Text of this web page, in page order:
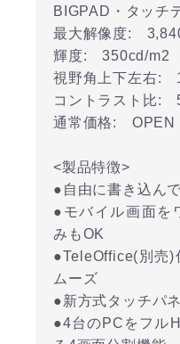
BIGPAD・タッ
最大解像度:
輝度: 350cd/m2
視野角上下左右:
コントラスト比:
通常価格: OPEN
<製品特徴>
●自由に書き込ん
●モバイル画面を
みもOK
●TeleOffice(別売)
ムーズ
●新方式タッチパ
●4台のPCをフル